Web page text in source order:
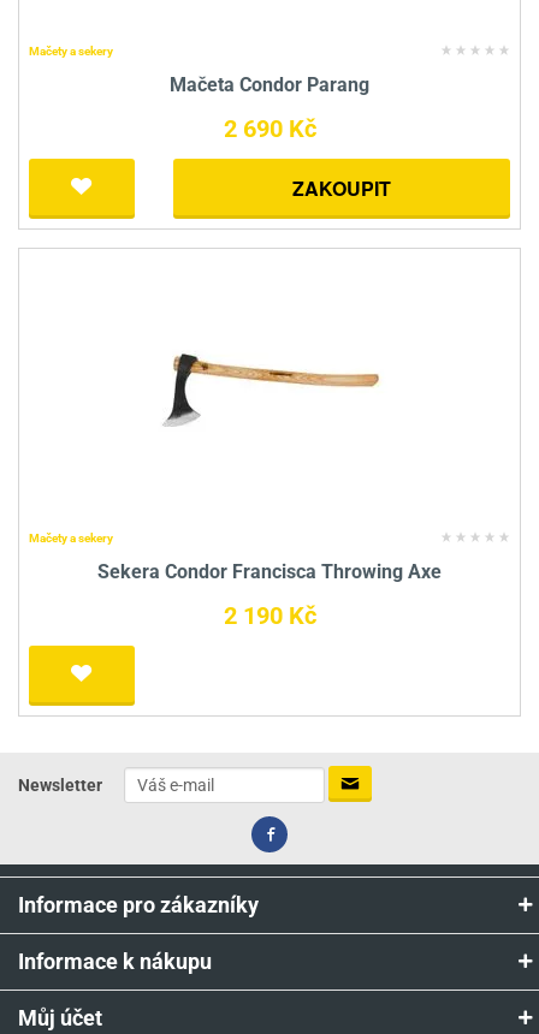
Mačety a sekery
Mačeta Condor Parang
2 690 Kč
ZAKOUPIT
Mačety a sekery
Sekera Condor Francisca Throwing Axe
2 190 Kč
Newsletter
Informace pro zákazníky
Informace k nákupu
Můj účet